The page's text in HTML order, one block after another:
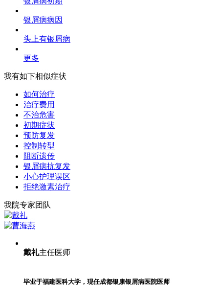
银屑病病因
头上有银屑病
更多
我有如下相似症状
如何治疗
治疗费用
不治危害
初期症状
预防复发
控制转型
阻断遗传
银屑病抗复发
小心护理误区
拒绝激素治疗
我院专家团队
戴礼主任医师
毕业于福建医科大学，现任成都银康银屑病医院医师